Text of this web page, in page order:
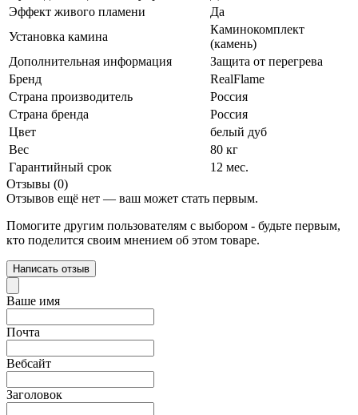
Эффект живого пламени
Да
Установка камина
Каминокомплект
(камень)
Дополнительная информация
Защита от перегрева
Бренд
RealFlame
Страна производитель
Россия
Страна бренда
Россия
Цвет
белый дуб
Вес
80 кг
Гарантийный срок
12 мес.
Отзывы (0)
Отзывов ещё нет — ваш может стать первым.
Помогите другим пользователям с выбором - будьте первым,
кто поделится своим мнением об этом товаре.
Написать отзыв
Ваше имя
Почта
Вебсайт
Заголовок